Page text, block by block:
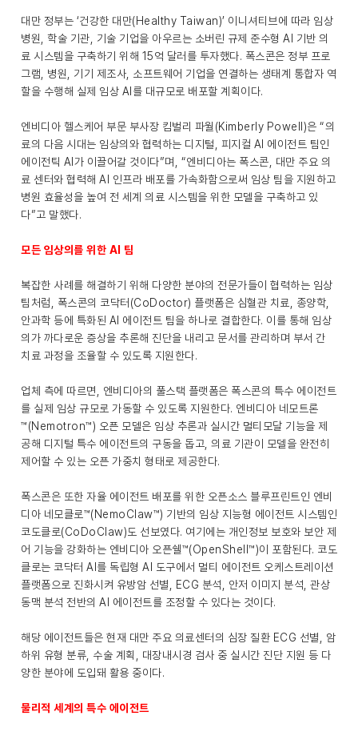
대만 정부는 ‘건강한 대만(Healthy Taiwan)’ 이니셔티브에 따라 임상
병원, 학술 기관, 기술 기업을 아우르는 소버린 규제 준수형 AI 기반 의
료 시스템을 구축하기 위해 15억 달러를 투자했다. 폭스콘은 정부 프로
그램, 병원, 기기 제조사, 소프트웨어 기업을 연결하는 생태계 통합자 역
할을 수행해 실제 임상 AI를 대규모로 배포할 계획이다.
엔비디아 헬스케어 부문 부사장 킴벌리 파월(Kimberly Powell)은 “의
료의 다음 시대는 임상의와 협력하는 디지털, 피지컬 AI 에이전트 팀인
에이전틱 AI가 이끌어갈 것이다”며, “엔비디아는 폭스콘, 대만 주요 의
료 센터와 협력해 AI 인프라 배포를 가속화함으로써 임상 팀을 지원하고
병원 효율성을 높여 전 세계 의료 시스템을 위한 모델을 구축하고 있
다”고 말했다.
모든 임상의를 위한 AI 팀
복잡한 사례를 해결하기 위해 다양한 분야의 전문가들이 협력하는 임상
팀처럼, 폭스콘의 코닥터(CoDoctor) 플랫폼은 심혈관 치료, 종양학,
안과학 등에 특화된 AI 에이전트 팀을 하나로 결합한다. 이를 통해 임상
의가 까다로운 증상을 추론해 진단을 내리고 문서를 관리하며 부서 간
치료 과정을 조율할 수 있도록 지원한다.
업체 측에 따르면, 엔비디아의 풀스택 플랫폼은 폭스콘의 특수 에이전트
를 실제 임상 규모로 가동할 수 있도록 지원한다. 엔비디아 네모트론
™(Nemotron™) 오픈 모델은 임상 추론과 실시간 멀티모달 기능을 제
공해 디지털 특수 에이전트의 구동을 돕고, 의료 기관이 모델을 완전히
제어할 수 있는 오픈 가중치 형태로 제공한다.
폭스콘은 또한 자율 에이전트 배포를 위한 오픈소스 블루프린트인 엔비
디아 네모클로™(NemoClaw™) 기반의 임상 지능형 에이전트 시스템인
코도클로(CoDoClaw)도 선보였다. 여기에는 개인정보 보호와 보안 제
어 기능을 강화하는 엔비디아 오픈쉘™(OpenShell™)이 포함된다. 코도
클로는 코닥터 AI를 독립형 AI 도구에서 멀티 에이전트 오케스트레이션
플랫폼으로 진화시켜 유방암 선별, ECG 분석, 안저 이미지 분석, 관상
동맥 분석 전반의 AI 에이전트를 조정할 수 있다는 것이다.
해당 에이전트들은 현재 대만 주요 의료센터의 심장 질환 ECG 선별, 암
하위 유형 분류, 수술 계획, 대장내시경 검사 중 실시간 진단 지원 등 다
양한 분야에 도입돼 활용 중이다.
물리적 세계의 특수 에이전트